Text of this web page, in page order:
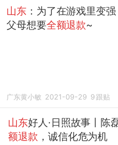
山东：为了在游戏里变
父母想要全额退款~
广东黄小敏 2021-09-29 9 跟贴
山东好人·日照故事丨陈
额退款 ，诚信化危为机